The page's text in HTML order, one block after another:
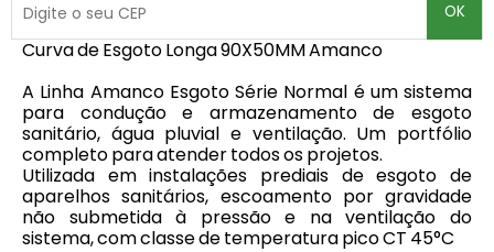
OK
Curva de Esgoto Longa 90X50MM Amanco
A Linha Amanco Esgoto Série Normal é um sistema
para condução e armazenamento de esgoto
sanitário, água pluvial e ventilação. Um portfólio
completo para atender todos os projetos.
Utilizada em instalações prediais de esgoto de
aparelhos sanitários, escoamento por gravidade
não submetida à pressão e na ventilação do
sistema, com classe de temperatura pico CT 45°C